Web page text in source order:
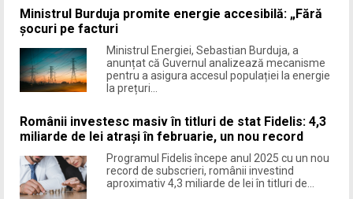
Ministrul Burduja promite energie accesibilă: „Fără
șocuri pe facturi
Ministrul Energiei, Sebastian Burduja, a
anunțat că Guvernul analizează mecanisme
pentru a asigura accesul populației la energie
la prețuri...
Românii investesc masiv în titluri de stat Fidelis: 4,3
miliarde de lei atrași în februarie, un nou record
Programul Fidelis începe anul 2025 cu un nou
record de subscrieri, românii investind
aproximativ 4,3 miliarde de lei în titluri de...